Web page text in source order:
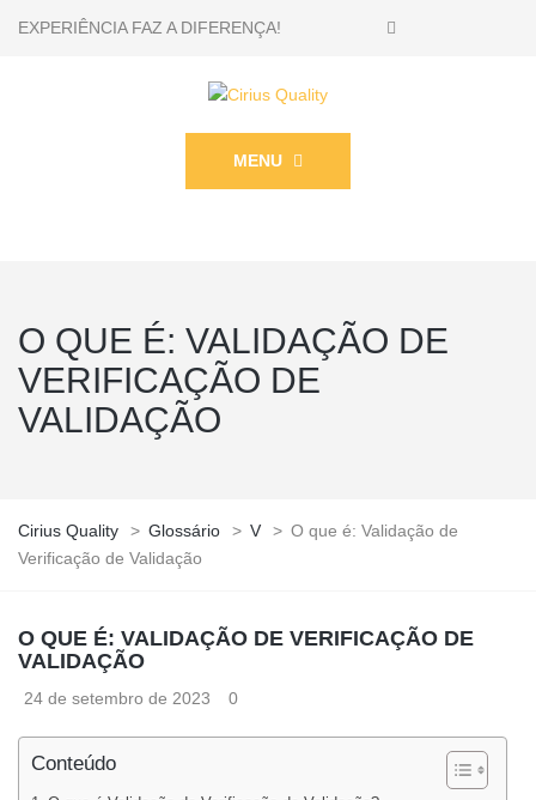
EXPERIÊNCIA FAZ A DIFERENÇA!
MENU
O QUE É: VALIDAÇÃO DE
VERIFICAÇÃO DE
VALIDAÇÃO
Cirius Quality > Glossário > V > O que é: Validação de
Verificação de Validação
O QUE É: VALIDAÇÃO DE VERIFICAÇÃO DE
VALIDAÇÃO
24 de setembro de 2023 0
Conteúdo